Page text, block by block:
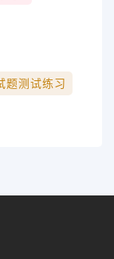
题测试练习